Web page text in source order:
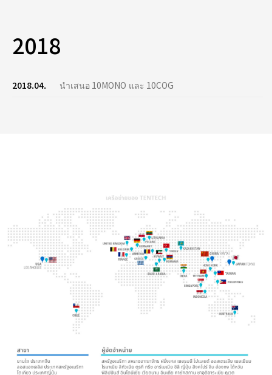
2018
2018.04. นำเสนอ 10MONO และ 10COG